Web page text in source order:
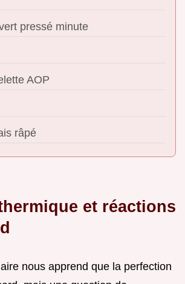
pressé minute
AOP
râpé
et réactions
nous apprend que la perfection